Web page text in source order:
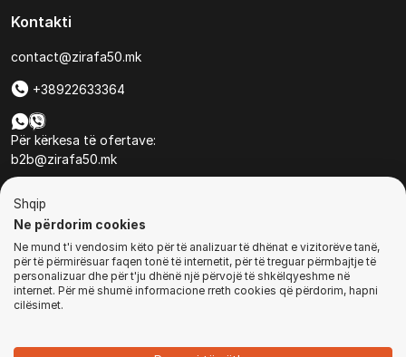
Kontakti
contact@zirafa50.mk
+38922633364
Për kërkesa të ofertave:
b2b@zirafa50.mk
© Të gjitha të drejtat e rezervuara
Shqip
Ne përdorim cookies
Ne mund t'i vendosim këto për të analizuar të dhënat e vizitorëve tanë,
për të përmirësuar faqen tonë të internetit, për të treguar përmbajtje të
personalizuar dhe për t'ju dhënë një përvojë të shkëlqyeshme në
internet. Për më shumë informacione rreth cookies që përdorim, hapni
cilësimet.